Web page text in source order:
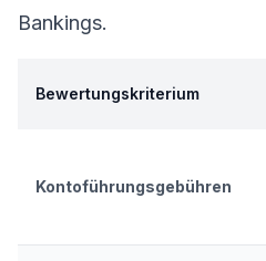
Bankings.
Bewertungskriterium
Kontoführungsgebühren